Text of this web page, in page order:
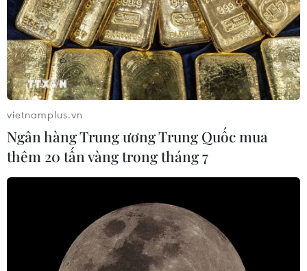
vietnamplus.vn
Ngân hàng Trung ương Trung Quốc mua
thêm 20 tấn vàng trong tháng 7